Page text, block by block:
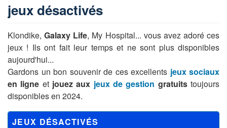
jeux désactivés
Klondike,Galaxy Life, My Hospital... vous avez adoré ces
jeux ! Ils ont fait leur temps et ne sont plus disponibles
aujourd'hui...
Gardons un bon souvenir de ces excellents jeux sociaux
en ligne et jouez aux jeux de gestion gratuitstoujours
disponibles en 2024.
JEUX DÉSACTIVÉS